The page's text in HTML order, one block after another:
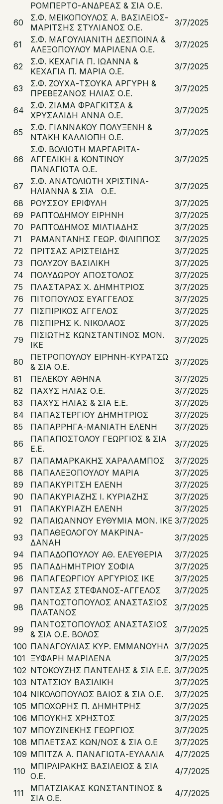
ΡΟΜΠΕΡΤΟ-ΑΝΔΡΕΑΣ & ΣΙΑ Ο.Ε.
60
Σ.Φ. ΜΕΙΚΟΠΟΥΛΟΣ Α. ΒΑΣΙΛΕΙΟΣ-
ΜΑΡΙΤΣΗΣ ΣΤΥΛΙΑΝΟΣ Ο.Ε.
3/7/2025
61
Σ.Φ. ΜΑΓΟΥΛΙΑΝΙΤΗ ΔΕΣΠΟΙΝΑ &
ΑΛΕΞΟΠΟΥΛΟΥ ΜΑΡΙΛΕΝΑ Ο.Ε.
3/7/2025
62
Σ.Φ. ΚΕΧΑΓΙΑ Π. ΙΩΑΝΝΑ &
ΚΕΧΑΓΙΑ Π. ΜΑΡΙΑ Ο.Ε.
3/7/2025
63
Σ.Φ. ΖΟΥΧΑ-ΤΣΟΥΚΑ ΑΡΓΥΡΗ &
ΠΡΕΒΕΖΑΝΟΣ ΗΛΙΑΣ Ο.Ε.
3/7/2025
64
Σ.Φ. ΖΙΑΜΑ ΦΡΑΓΚΙΤΣΑ &
ΧΡΥΣΑΛΙΔΗ ΑΝΝΑ Ο.Ε.
3/7/2025
65
Σ.Φ. ΓΙΑΝΝΑΚΟΥ ΠΟΛΥΞΕΝΗ &
ΝΤΑΚΗ ΚΑΛΛΙΟΠΗ Ο.Ε.
3/7/2025
66
Σ.Φ. ΒΟΛΙΩΤΗ ΜΑΡΓΑΡΙΤΑ-
ΑΓΓΕΛΙΚΗ & ΚΟΝΤΙΝΟΥ
ΠΑΝΑΓΙΩΤΑ Ο.Ε.
3/7/2025
67
Σ.Φ. ΑΝΑΤΟΛΙΩΤΗ ΧΡΙΣΤΙΝΑ-
ΗΛΙΑΝΝΑ & ΣΙΑ Ο.Ε.
3/7/2025
68
ΡΟΥΣΣΟΥ ΕΡΙΦΥΛΗ
3/7/2025
69
ΡΑΠΤΟΔΗΜΟΥ ΕΙΡΗΝΗ
3/7/2025
70
ΡΑΠΤΟΔΗΜΟΣ ΜΙΛΤΙΑΔΗΣ
3/7/2025
71
ΡΑΜΑΝΤΑΝΗΣ ΓΕΩΡ. ΦΙΛΙΠΠΟΣ
3/7/2025
72
ΠΡΙΤΣΑΣ ΑΡΙΣΤΕΙΔΗΣ
3/7/2025
73
ΠΟΛΥΖΟΥ ΒΑΣΙΛΙΚΗ
3/7/2025
74
ΠΟΛΥΔΩΡΟΥ ΑΠΟΣΤΟΛΟΣ
3/7/2025
75
ΠΛΑΣΤΑΡΑΣ Χ. ΔΗΜΗΤΡΙΟΣ
3/7/2025
76
ΠΙΤΟΠΟΥΛΟΣ ΕΥΑΓΓΕΛΟΣ
3/7/2025
77
ΠΙΣΠΙΡΙΚΟΣ ΑΓΓΕΛΟΣ
3/7/2025
78
ΠΙΣΠΙΡΗΣ Κ. ΝΙΚΟΛΑΟΣ
3/7/2025
79
ΠΙΣΙΩΤΗΣ ΚΩΝΣΤΑΝΤΙΝΟΣ ΜΟΝ.
ΙΚΕ
3/7/2025
80
ΠΕΤΡΟΠΟΥΛΟΥ ΕΙΡΗΝΗ-ΚΥΡΑΤΣΩ
& ΣΙΑ Ο.Ε.
3/7/2025
81
ΠΕΛΕΚΟΥ ΑΘΗΝΑ
3/7/2025
82
ΠΑΧΥΣ ΗΛΙΑΣ Ο.Ε.
3/7/2025
83
ΠΑΧΥΣ ΗΛΙΑΣ & ΣΙΑ Ε.Ε.
3/7/2025
84
ΠΑΠΑΣΤΕΡΓΙΟΥ ΔΗΜΗΤΡΙΟΣ
3/7/2025
85
ΠΑΠΑΡΡΗΓΑ-ΜΑΝΙΑΤΗ ΕΛΕΝΗ
3/7/2025
86
ΠΑΠΑΠΟΣΤΟΛΟΥ ΓΕΩΡΓΙΟΣ & ΣΙΑ
Ε.Ε.
3/7/2025
87
ΠΑΠΑΜΑΡΚΑΚΗΣ ΧΑΡΑΛΑΜΠΟΣ
3/7/2025
88
ΠΑΠΑΛΕΞΟΠΟΥΛΟΥ ΜΑΡΙΑ
3/7/2025
89
ΠΑΠΑΚΥΡΙΤΣΗ ΕΛΕΝΗ
3/7/2025
90
ΠΑΠΑΚΥΡΙΑΖΗΣ Ι. ΚΥΡΙΑΖΗΣ
3/7/2025
91
ΠΑΠΑΚΥΡΙΑΖΗ ΕΛΕΝΗ
3/7/2025
92
ΠΑΠΑΙΩΑΝΝΟΥ ΕΥΘΥΜΙΑ ΜΟΝ. ΙΚΕ 3/7/2025
93
ΠΑΠΑΘΕΟΛΟΓΟΥ ΜΑΚΡΙΝΑ-
ΔΑΝΑΗ
3/7/2025
94
ΠΑΠΑΔΟΠΟΥΛΟΥ ΑΘ. ΕΛΕΥΘΕΡΙΑ
3/7/2025
95
ΠΑΠΑΔΗΜΗΤΡΙΟΥ ΣΟΦΙΑ
3/7/2025
96
ΠΑΠΑΓΕΩΡΓΙΟΥ ΑΡΓΥΡΙΟΣ ΙΚΕ
3/7/2025
97
ΠΑΝΤΣΑΣ ΣΤΕΦΑΝΟΣ-ΑΓΓΕΛΟΣ
3/7/2025
98
ΠΑΝΤΟΣΤΟΠΟΥΛΟΣ ΑΝΑΣΤΑΣΙΟΣ
ΠΛΑΤΑΝΟΣ
3/7/2025
99
ΠΑΝΤΟΣΤΟΠΟΥΛΟΣ ΑΝΑΣΤΑΣΙΟΣ
& ΣΙΑ Ο.Ε. ΒΟΛΟΣ
3/7/2025
100 ΠΑΝΑΓΟΥΛΙΑΣ ΚΥΡ. ΕΜΜΑΝΟΥΗΛ 3/7/2025
101 ΞΥΦΑΡΗ ΜΑΡΙΛΕΝΑ
3/7/2025
102 ΝΤΟΚΟΥΖΗΣ ΠΑΝΤΕΛΗΣ & ΣΙΑ Ε.Ε. 3/7/2025
103 ΝΤΑΤΣΙΟΥ ΒΑΣΙΛΙΚΗ
3/7/2025
104 ΝΙΚΟΛΟΠΟΥΛΟΣ ΒΑΙΟΣ & ΣΙΑ Ο.Ε.
3/7/2025
105 ΜΠΟΧΩΡΗΣ Π. ΔΗΜΗΤΡΗΣ
3/7/2025
106 ΜΠΟΥΚΗΣ ΧΡΗΣΤΟΣ
3/7/2025
107 ΜΠΟΥΖΙΝΕΚΗΣ ΓΕΩΡΓΙΟΣ
3/7/2025
108 ΜΠΛΕΤΣΑΣ ΚΩΝ/ΝΟΣ & ΣΙΑ Ο.Ε
3/7/2025
109 ΜΠΙΤΖΑ Α. ΠΑΝΑΓΙΩΤΑ-ΕΥΛΑΛΙΑ
4/7/2025
110 ΜΠΙΡΛΙΡΑΚΗΣ ΒΑΣΙΛΕΙΟΣ & ΣΙΑ
Ο.Ε.
4/7/2025
111
ΜΠΑΤΖΙΑΚΑΣ ΚΩΝΣΤΑΝΤΙΝΟΣ &
ΣΙΑ Ο.Ε.
4/7/2025